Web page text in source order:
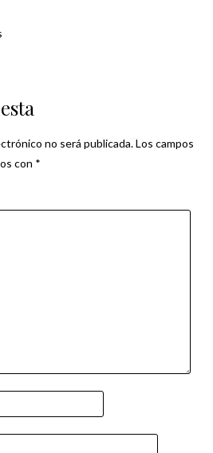
no será publicada.Los campos
con *